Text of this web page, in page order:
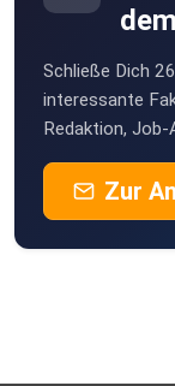
Schließe Dich
interessante
Redaktion, Job-
Zur